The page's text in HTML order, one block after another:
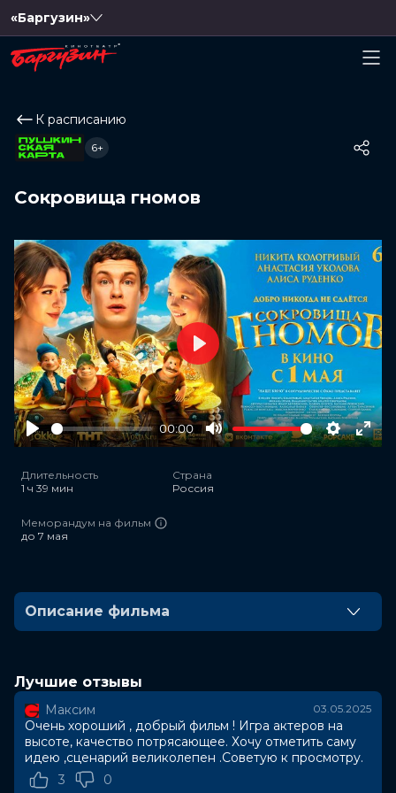
«Баргузин»
К расписанию
Сокровища гномов
6+
Play
00:00
Mute Settings
Play
Длительность
1 ч 39 мин
Страна
Россия
Меморандум на фильм
до 7 мая
Описание фильма
отчаяния и в надежде расплатиться с долгами он
решается на обман и вписывает себя в завещание
одинокого старика, соседа по даче. Рома даже не
подозревает, что вместе с домом и участком
получит… четырех живых гномов.
Но вместо добродушных помощников он
Лучшие отзывы
Максим 03.05.2025
Очень хороший , добрый фильм ! Игра актеров на
высоте, качество потрясающее. Хочу отметить саму
идею ,сценарий великолепен .Советую к просмотру.
3
0